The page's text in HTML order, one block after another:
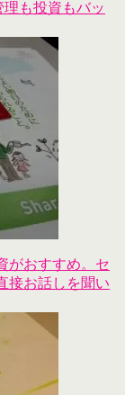
も投資もバッ
がおすすめ。セ
接お話しを聞い